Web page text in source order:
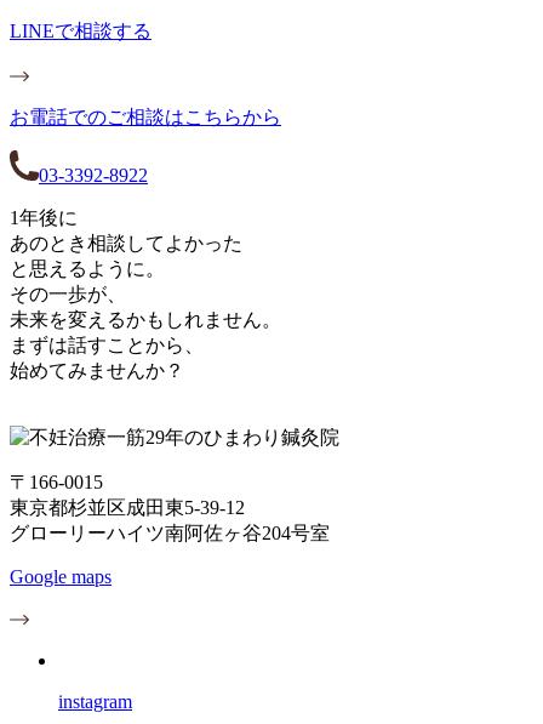
LINEで相談する
お電話でのご相談はこちらから
03-3392-8922
1年後に
あのとき相談してよかった
と思えるように。
その一歩が、
未来を変えるかもしれません。
まずは話すことから、
始めてみませんか？
〒166-0015
東京都杉並区成田東5-39-12
グローリーハイツ南阿佐ヶ谷204号室
Google maps
instagram